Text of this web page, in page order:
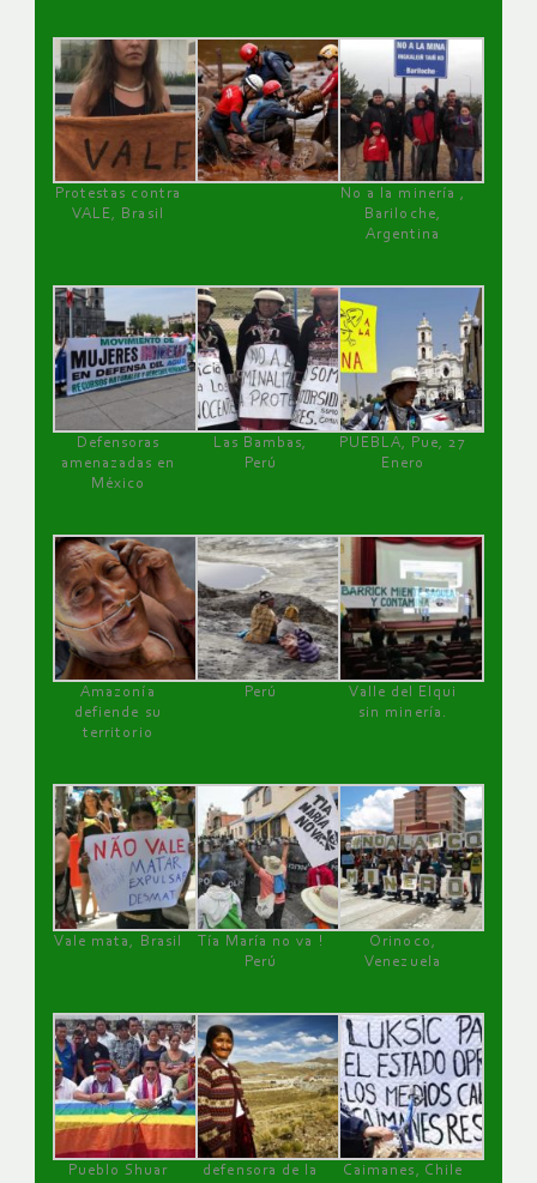
Protestas contra
VALE, Brasil
No a la minería ,
Bariloche,
Argentina
Defensoras
amenazadas en
México
Las Bambas,
Perú
PUEBLA, Pue, 27
Enero
Amazonía
defiende su
territorio
Perú
Valle del Elqui
sin minería.
Vale mata, Brasil
Tía María no va !
Perú
Orinoco,
Venezuela
Pueblo Shuar
defensora de la
Caimanes, Chile